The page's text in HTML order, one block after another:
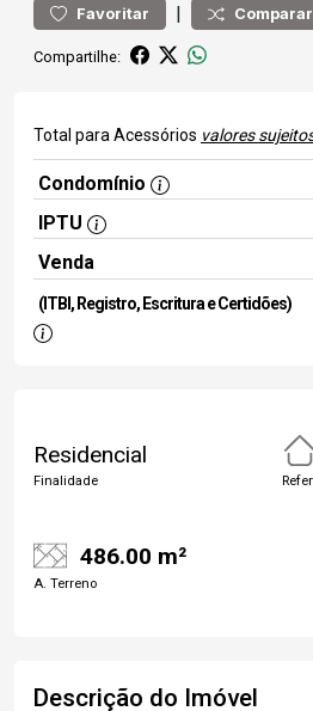
Favoritar | Comparar
Compartilhe:
Total para Acessórios valores
Condomínio
IPTU
Venda
(ITBI, Registro, Escritura e Certidões)
Residencial
Finalidade
486.00 m²
A. Terreno
Descrição do Imóvel